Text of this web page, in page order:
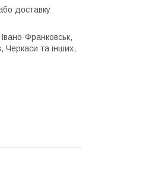
доставку
Франковськ,
Черкаси та інших,